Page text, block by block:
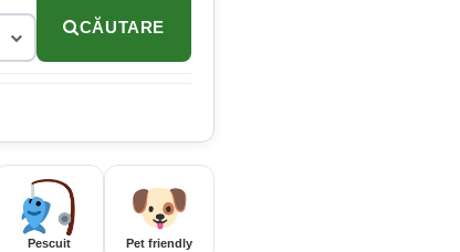
CĂUTARE
Pescuit Pet friendly